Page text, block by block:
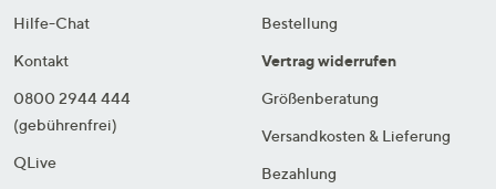
Hilfe-Chat
Kontakt
0800 2944 444
(gebührenfrei)
QLive
Bestellung
Vertrag widerrufen
Größenberatung
Versandkosten & Lieferung
Bezahlung